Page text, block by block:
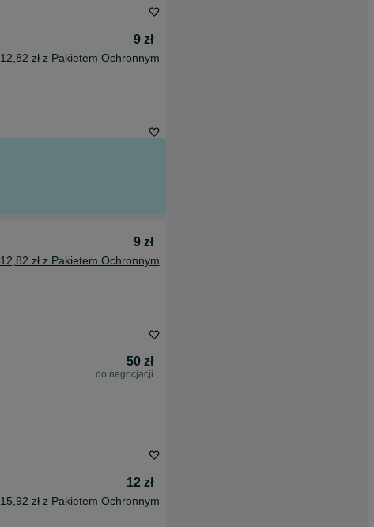
9 zł
12,82 zł z Pakietem Ochronnym
9 zł
12,82 zł z Pakietem Ochronnym
50 zł
do negocjacji
12 zł
15,92 zł z Pakietem Ochronnym